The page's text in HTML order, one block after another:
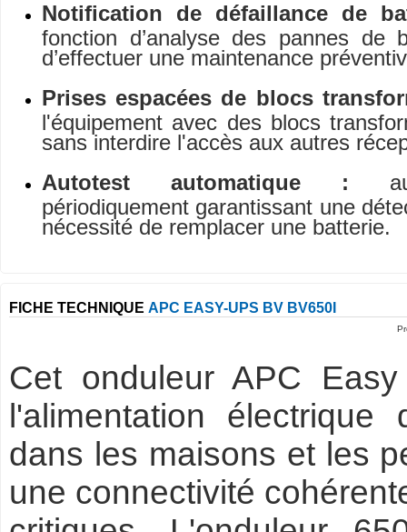
Notification de défaillance de
fonction d’analyse des pannes de
d’effectuer une maintenance
Prises espacées de blocs
l'équipement avec des blocs
sans interdire l'accès aux autres
Autotest automatique :
périodiquement garantissant une
nécessité de remplacer une batterie.
FICHE TECHNIQUE APC EASY-UPS BV BV650I
Cet onduleur APC
l'alimentation
dans les maisons et les
une connectivité